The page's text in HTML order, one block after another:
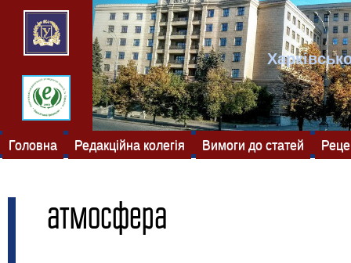
Головна Редакційна колегія Вимоги до статей
атмосфера